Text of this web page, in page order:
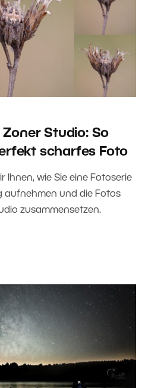
Studio: So
scharfes Foto
Ihnen, wie Sie eine Fotoserie
aufnehmen und die Fotos
zusammensetzen.